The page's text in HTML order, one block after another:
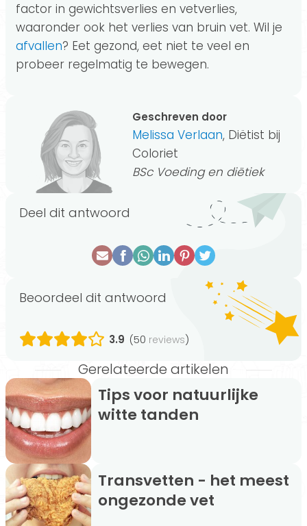
factor in gewichtsverlies en vetverlies,
waaronder ook het verlies van bruin vet. Wil je
afvallen? Eet gezond, eet niet te veel en
probeer regelmatig te bewegen.
Geschreven door
Melissa Verlaan, Diëtist bij
Coloriet
BSc Voeding en diëtiek
Deel dit antwoord
Beoordeel dit antwoord
3.9 (50 reviews)
Gerelateerde artikelen
Tips voor natuurlijke
witte tanden
Transvetten - het meest
ongezonde vet